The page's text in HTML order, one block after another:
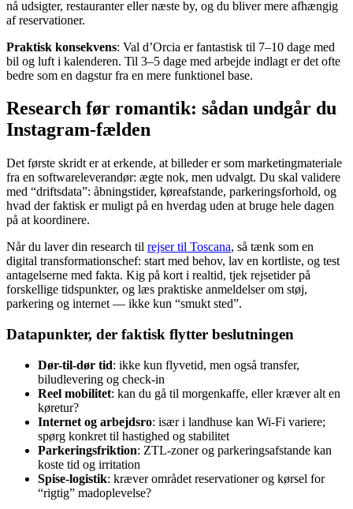
nå udsigter, restauranter eller næste by, og du bliver mere afhængig
af reservationer.
Praktisk konsekvens: Val d’Orcia er fantastisk til 7–10 dage med
bil og luft i kalenderen. Til 3–5 dage med arbejde indlagt er det ofte
bedre som en dagstur fra en mere funktionel base.
Research før romantik: sådan undgår du
Instagram-fælden
Det første skridt er at erkende, at billeder er som marketingmateriale
fra en softwareleverandør: ægte nok, men udvalgt. Du skal validere
med “driftsdata”: åbningstider, køreafstande, parkeringsforhold, og
hvad der faktisk er muligt på en hverdag uden at bruge hele dagen
på at koordinere.
Når du laver din research til rejser til Toscana, så tænk som en
digital transformationschef: start med behov, lav en kortliste, og test
antagelserne med fakta. Kig på kort i realtid, tjek rejsetider på
forskellige tidspunkter, og læs praktiske anmeldelser om støj,
parkering og internet — ikke kun “smukt sted”.
Datapunkter, der faktisk flytter beslutningen
Dør-til-dør tid: ikke kun flyvetid, men også transfer,
biludlevering og check-in
Reel mobilitet: kan du gå til morgenkaffe, eller kræver alt en
køretur?
Internet og arbejdsro: især i landhuse kan Wi‑Fi variere;
spørg konkret til hastighed og stabilitet
Parkeringsfriktion: ZTL-zoner og parkeringsafstande kan
koste tid og irritation
Spise-logistik: kræver området reservationer og kørsel for
“rigtig” madoplevelse?